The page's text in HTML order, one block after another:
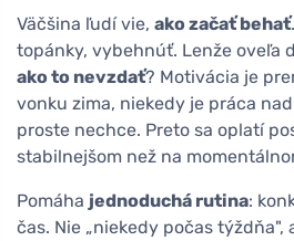
Väčšina ľudí vie, ako začať behať
topánky, vybehnúť. Lenže oveľa
ako to nevzdať? Motivácia je
vonku zima, niekedy je práca
proste nechce. Preto sa oplatí
stabilnejšom než na
Pomáha jednoduchá rutina:
čas. Nie „niekedy počas týždňa",